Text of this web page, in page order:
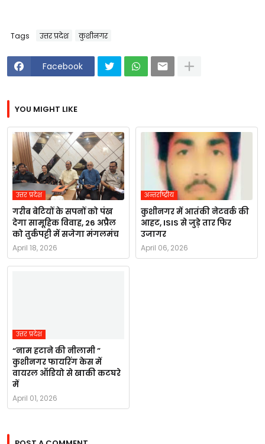
Tags उत्तर प्रदेश कुशीनगर
Facebook
YOU MIGHT LIKE
उत्तर प्रदेश
गरीब बेटियों के सपनों को पंख
देगा सामूहिक विवाह, 26 अप्रैल
को तुर्कपट्टी में सजेगा मंगलमंच
April 18, 2026
अन्तर्राष्ट्रीय
कुशीनगर में आतंकी नेटवर्क की
आहट, ISIS से जुड़े तार फिर
उजागर
April 06, 2026
उत्तर प्रदेश
“नाम हटाने की नीलामी ”
कुशीनगर फायरिंग केस में
वायरल ऑडियो से खाकी कटघरे
में
April 01, 2026